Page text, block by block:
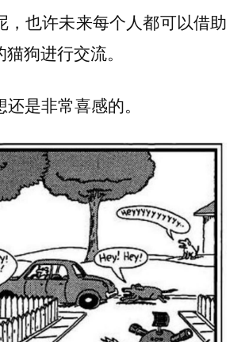
，也许未来每个人都可以借助
狗进行交流。
是非常喜感的。